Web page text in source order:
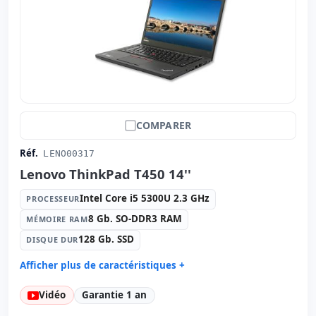
33.5x23x3.5 cm.
COMPARER
Réf. LENO00317
Lenovo ThinkPad T450 14''
PROCESSEURIntel Core i5 5300U 2.3 GHz
MÉMOIRE RAM8 Gb. SO-DDR3 RAM
DISQUE DUR128 Gb. SSD
Afficher plus de caractéristiques +
Processeur: Intel Core i5 5300U 2.3 GHz.
Mémoire RAM: 8 Gb. SO-DDR3 RAM
Vidéo Garantie 1 an